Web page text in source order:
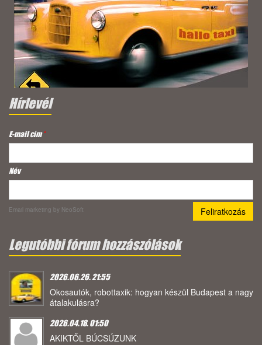
Hírlevél
E-mail cím*
Név
Email marketing by NeoSoft
Legutóbbi fórum hozzászólások
2026.06.26. 21:55
Okosautók, robottaxik: hogyan készül Budapest a nagy
átalakulásra?
2026.04.18. 01:50
AKIKTŐL BÚCSÚZUNK